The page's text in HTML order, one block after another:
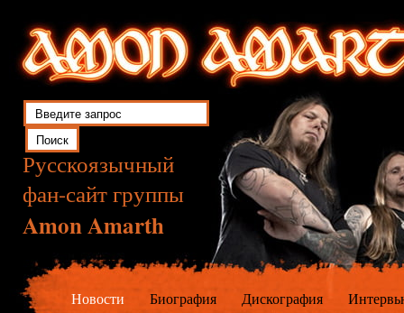
Русскоязычный
фан-сайт группы
Amon Amarth
Новости Биография Дискография